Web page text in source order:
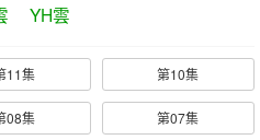
YH雲
11集 第10集
08集 第07集